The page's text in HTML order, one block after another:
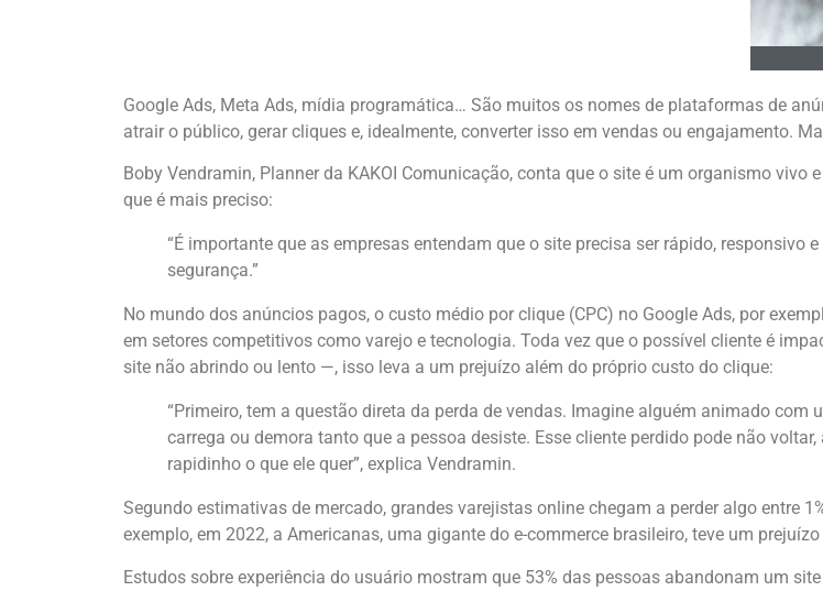
Google Ads, Meta Ads, mídia programática… São muitos os nomes de plataformas de
atrair o público, gerar cliques e, idealmente, converter isso em vendas ou engajamento.
Boby Vendramin, Planner da KAKOI Comunicação, conta que o site é um organismo
que é mais preciso:
“É importante que as empresas entendam que o site precisa ser rápido,
segurança.”
No mundo dos anúncios pagos, o custo médio por clique (CPC) no Google Ads, por
em setores competitivos como varejo e tecnologia. Toda vez que o possível cliente é
site não abrindo ou lento —, isso leva a um prejuízo além do próprio custo do clique:
“Primeiro, tem a questão direta da perda de vendas. Imagine alguém animado
carrega ou demora tanto que a pessoa desiste. Esse cliente perdido pode não
rapidinho o que ele quer”, explica Vendramin.
Segundo estimativas de mercado, grandes varejistas online chegam a perder algo entre
exemplo, em 2022, a Americanas, uma gigante do e-commerce brasileiro, teve um
Estudos sobre experiência do usuário mostram que 53% das pessoas abandonam um